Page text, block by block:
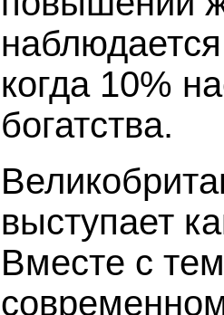
когда 10%
богатства.
выступает
Вместе с